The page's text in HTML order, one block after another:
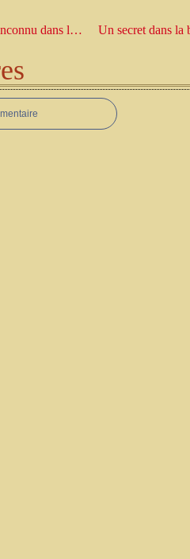
Brûlante attraction & Cet inconnu dans la nuit